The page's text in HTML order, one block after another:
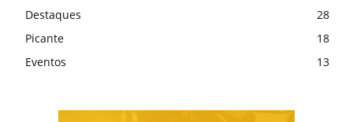
Destaques
28
Picante
18
Eventos
13